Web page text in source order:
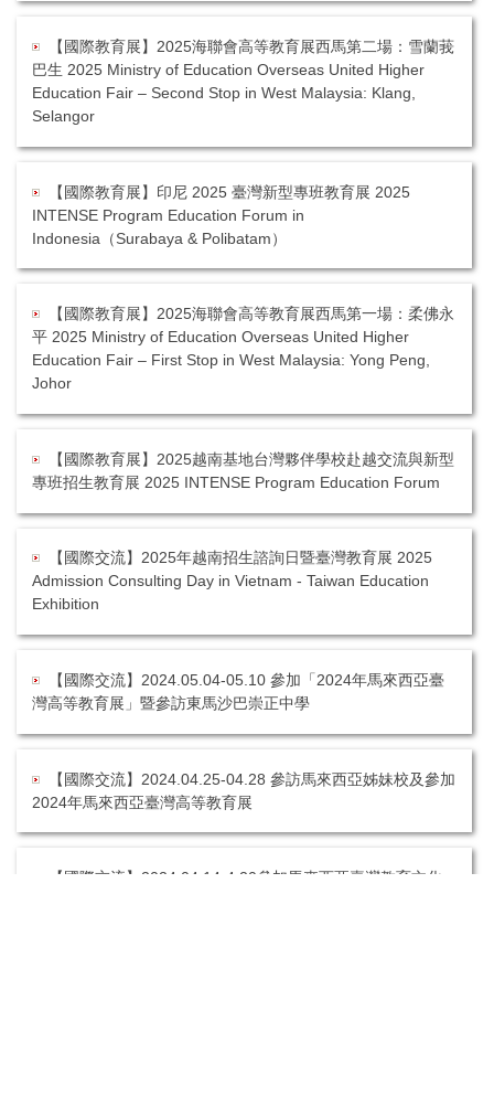
【國際教育展】2025海聯會高等教育展西馬第二場：雪蘭莪
巴生 2025 Ministry of Education Overseas United Higher
Education Fair – Second Stop in West Malaysia: Klang,
Selangor
【國際教育展】印尼 2025 臺灣新型專班教育展 2025
INTENSE Program Education Forum in
Indonesia（Surabaya & Polibatam）
【國際教育展】2025海聯會高等教育展西馬第一場：柔佛永
平 2025 Ministry of Education Overseas United Higher
Education Fair – First Stop in West Malaysia: Yong Peng,
Johor
【國際教育展】2025越南基地台灣夥伴學校赴越交流與新型
專班招生教育展 2025 INTENSE Program Education Forum
【國際交流】2025年越南招生諮詢日暨臺灣教育展 2025
Admission Consulting Day in Vietnam - Taiwan Education
Exhibition
【國際交流】2024.05.04-05.10 參加「2024年馬來西亞臺
灣高等教育展」暨參訪東馬沙巴崇正中學
【國際交流】2024.04.25-04.28 參訪馬來西亞姊妹校及參加
2024年馬來西亞臺灣高等教育展
【國際交流】2024.04.14-4.20參加馬來西亞臺灣教育文化